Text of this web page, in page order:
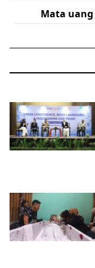
Mata uang